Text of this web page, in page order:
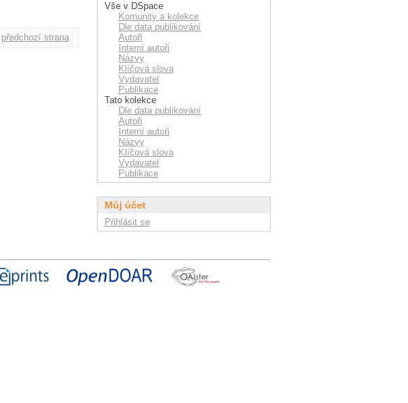
předchozí strana
Vše v DSpace
Komunity a kolekce
Dle data publikování
Autoři
Interní autoři
Názvy
Klíčová slova
Vydavatel
Publikace
Tato kolekce
Dle data publikování
Autoři
Interní autoři
Názvy
Klíčová slova
Vydavatel
Publikace
Můj účet
Přihlásit se